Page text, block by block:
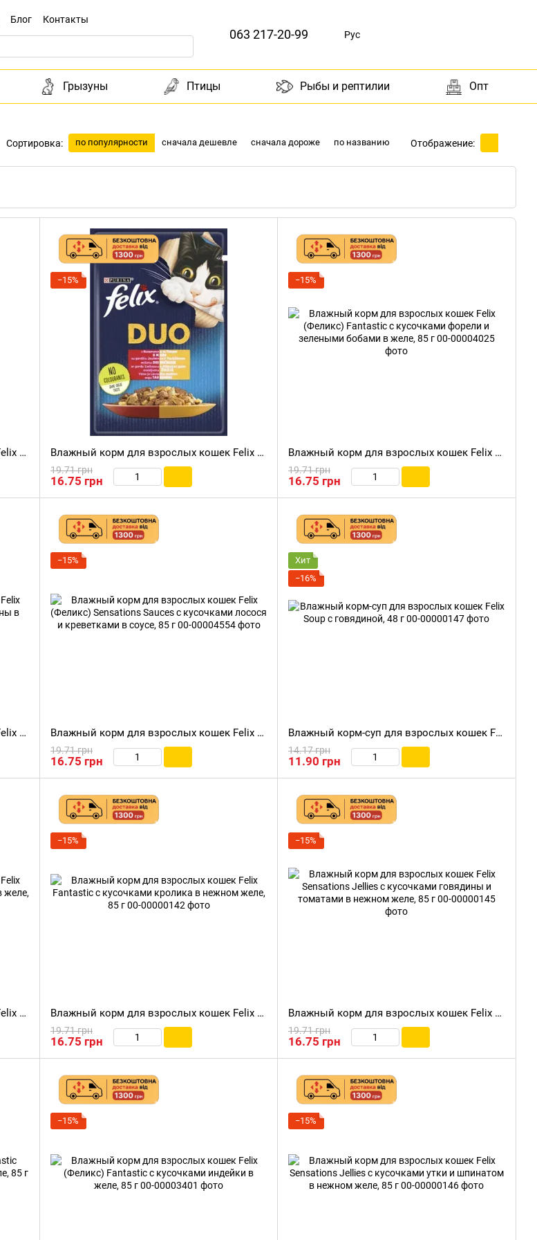
Блог
Контакты
063 217-20-99 Рус
Грызуны Птицы Рыбы и рептилии Опт
Сортировка: по популярности сначала дешевле сначала дороже по названию Отображение:
Влажный корм для взрослых кошек Felix Fantastic с кусочками лосося в нежном желе, 85 г
−15%
Влажный корм для взрослых кошек Felix (Феликс) Fantastic Duo с кусочками говядины и птицы в желе, 85 г
19.71 грн
16.75 грн
−15%
Влажный корм для взрослых кошек Felix (Феликс) Fantastic с кусочками форели и зелеными бобами в желе, 85 г
19.71 грн
16.75 грн
Влажный корм для взрослых кошек Felix (Феликс) Fantastic с кусочками говядины в желе, 85 г
−15%
Влажный корм для взрослых кошек Felix (Феликс) Sensations Sauces с кусочками лосося и креветками в соусе, 85 г
19.71 грн
16.75 грн
Хит
−16%
Влажный корм-суп для взрослых кошек Felix Soup с говядиной, 48 г
14.17 грн
11.90 грн
Влажный корм для взрослых кошек Felix (Феликс) Fantastic с кусочками ягненка в желе, 85 г
−15%
Влажный корм для взрослых кошек Felix Fantastic с кусочками кролика в нежном желе, 85 г
19.71 грн
16.75 грн
−15%
Влажный корм для взрослых кошек Felix Sensations Jellies с кусочками говядины и томатами в нежном желе, 85 г
19.71 грн
16.75 грн
−15% −15%